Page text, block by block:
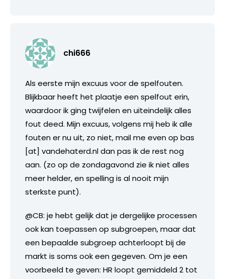
chi666
Als eerste mijn excuus voor de spelfouten.
Blijkbaar heeft het plaatje een spelfout erin,
waardoor ik ging twijfelen en uiteindelijk alles
fout deed. Mijn excuus, volgens mij heb ik alle
fouten er nu uit, zo niet, mail me even op bas
[at] vandehaterd.nl dan pas ik de rest nog
aan. (zo op de zondagavond zie ik niet alles
meer helder, en spelling is al nooit mijn
sterkste punt).
@CB: je hebt gelijk dat je dergelijke processen
ook kan toepassen op subgroepen, maar dat
een bepaalde subgroep achterloopt bij de
markt is soms ook een gegeven. Om je een
voorbeeld te geven: HR loopt gemiddeld 2 tot